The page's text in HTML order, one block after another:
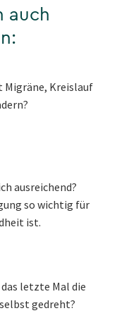
auch
Kreislauf
ausreichend?
so wichtig für
ist.
letzte Mal die
gedreht?